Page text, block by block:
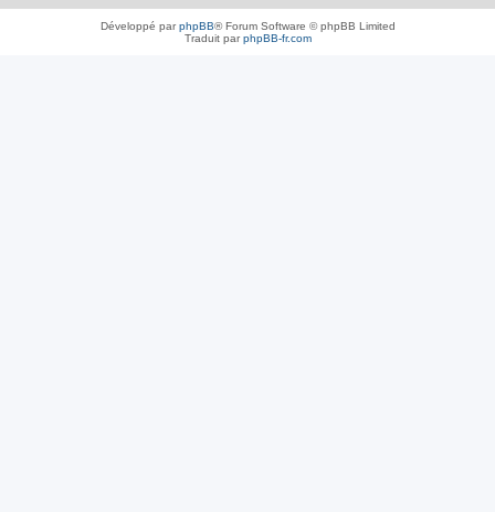
Développé parphpBB® Forum Software © phpBB Limited
Traduit parphpBB-fr.com